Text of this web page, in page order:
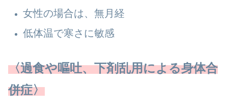
女性の場合は、無月経
低体温で寒さに敏感
〈過食や嘔吐、下剤乱用による身体合
併症〉